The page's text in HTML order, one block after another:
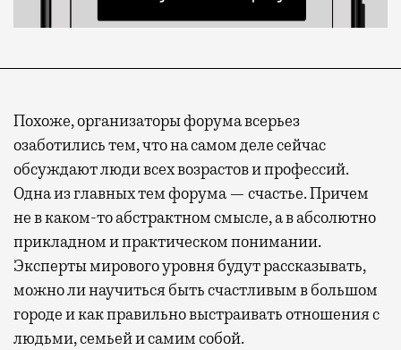
Похоже, организаторы форума всерьез
озаботились тем, что на самом деле сейчас
обсуждают люди всех возрастов и профессий.
Одна из главных тем форума — счастье. Причем
не в каком-то абстрактном смысле, а в абсолютно
прикладном и практическом понимании.
Эксперты мирового уровня будут рассказывать,
можно ли научиться быть счастливым в большом
городе и как правильно выстраивать отношения с
людьми, семьей и самим собой.